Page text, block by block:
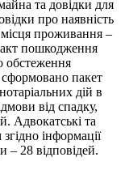
та довідки для
про наявність
місця проживання –
пошкодження
обстеження
пакет
дій в
від спадку,
Адвокатські та
інформації
– 28 відповідей.